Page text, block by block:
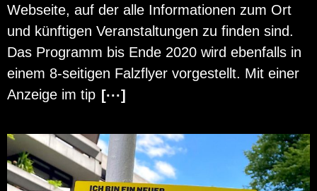
Web­sei­te, auf der alle In­for­ma­tio­nen zum Ort
und künf­ti­gen Ver­an­stal­tun­gen zu fin­den sind.
Das Pro­gramm bis Ende 2020 wird eben­falls in
einem 8-sei­ti­gen Falz­fly­er vor­ge­stellt. Mit einer
An­zei­ge im tip [···]